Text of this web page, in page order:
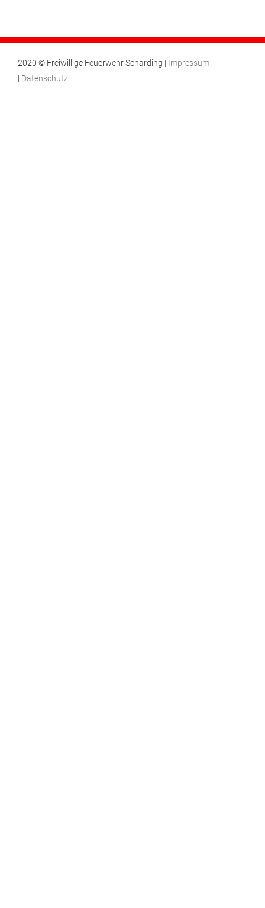
2020 © Freiwillige Feuerwehr Schärding | Impressum
| Datenschutz